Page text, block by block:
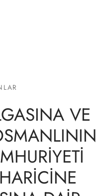
VE